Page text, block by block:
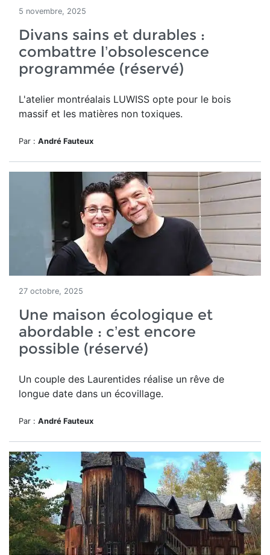
5 novembre, 2025
Divans sains et durables :
combattre l’obsolescence
programmée (réservé)
L'atelier montréalais LUWISS opte pour le bois
massif et les matières non toxiques.
Par : André Fauteux
27 octobre, 2025
Une maison écologique et
abordable : c’est encore
possible (réservé)
Un couple des Laurentides réalise un rêve de
longue date dans un écovillage.
Par : André Fauteux